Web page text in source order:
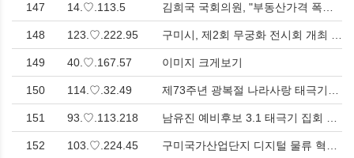
147 14.♡.113.5
148 123.♡.222.95
149 40.♡.167.57 이미지 크게보기
150 114.♡.32.49
151 93.♡.113.218
152 103.♡.224.45